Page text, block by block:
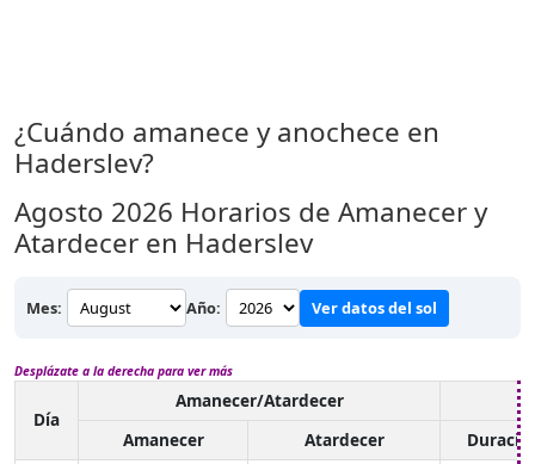
¿Cuándo amanece y anochece en
Haderslev?
Agosto 2026 Horarios de Amanecer y
Atardecer en Haderslev
Mes: Año: Ver datos del sol
Desplázate a la derecha para ver más
Día
Amanecer/Atardecer
Amanecer
Atardecer